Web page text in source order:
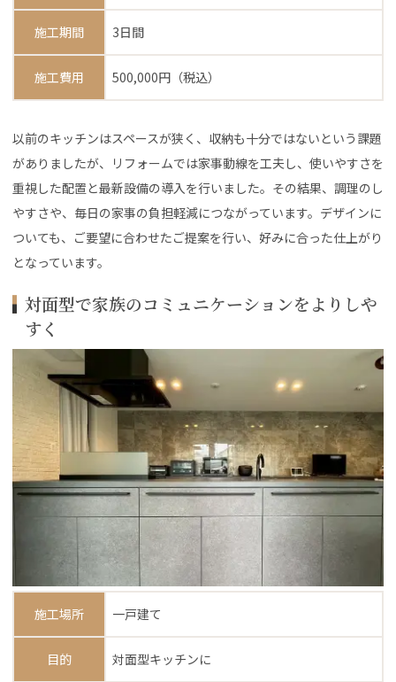
施工期間 3日間
施工費用 500,000円（税込）
以前のキッチンはスペースが狭く、収納も十分ではないという課題
がありましたが、リフォームでは家事動線を工夫し、使いやすさを
重視した配置と最新設備の導入を行いました。その結果、調理のし
やすさや、毎日の家事の負担軽減につながっています。デザインに
ついても、ご要望に合わせたご提案を行い、好みに合った仕上がり
となっています。
対面型で家族のコミュニケーションをよりしや
すく
施工場所 一戸建て
目的 対面型キッチンに